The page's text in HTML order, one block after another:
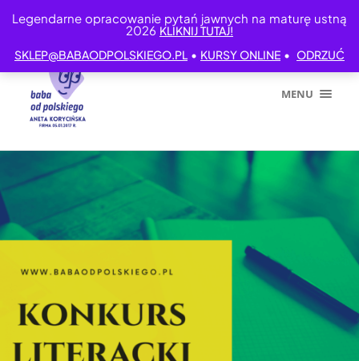
Legendarne opracowanie pytań jawnych na maturę ustną
2026 KLIKNIJ TUTAJ!
SKLEP@BABAODPOLSKIEGO.PL • KURSY ONLINE • ODRZUĆ
MENU